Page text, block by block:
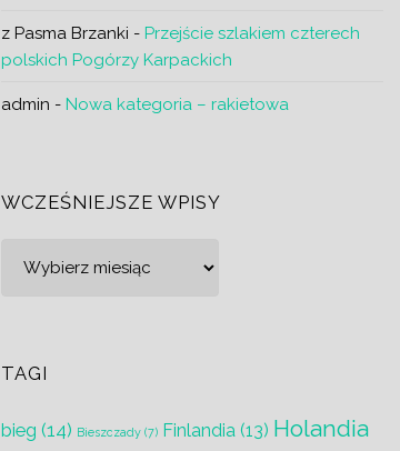
z Pasma Brzanki -Przejście szlakiem czterech
polskich Pogórzy Karpackich
admin -Nowa kategoria – rakietowa
WCZEŚNIEJSZE WPISY
wpisy
TAGI
bieg (14) Bieszczady (7) Finlandia (13) Holandia